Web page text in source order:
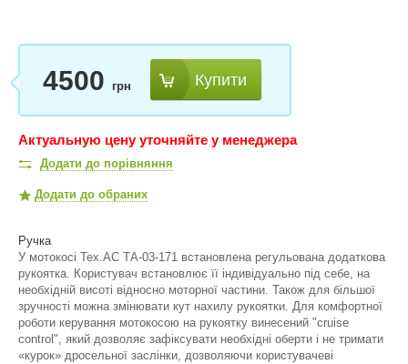
4500 грн Купити
Актуальную цену уточняйте у менеджера
Додати до порівняння
Додати до обраних
Ручка
У мотокосі Тех.АС ТА-03-171 встановлена регульована додаткова
рукоятка. Користувач встановлює її індивідуально під себе, на
необхідній висоті відносно моторної частини. Також для більшої
зручності можна змінювати кут нахилу рукоятки. Для комфортної
роботи керування мотокосою на рукоятку винесений "cruise
control", який дозволяє зафіксувати необхідні оберти і не тримати
«курок» дросельної заслінки, дозволяючи користувачеві